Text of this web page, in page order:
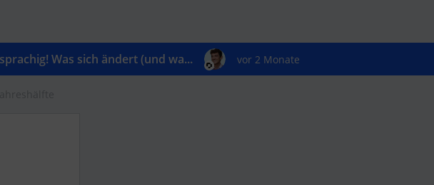
Was sich ändert (und wa... vor 2 Monate